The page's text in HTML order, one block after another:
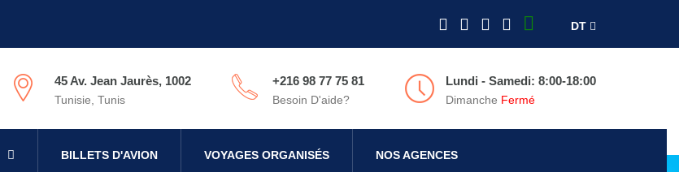
DT
45 Av. Jean Jaurès, 1002
Tunisie, Tunis
+216 98 77 75 81
Besoin D'aide?
Lundi - Samedi: 8:00-18:00
Dimanche Fermé
BILLETS D'AVION VOYAGES ORGANISÉS NOS AGENCES